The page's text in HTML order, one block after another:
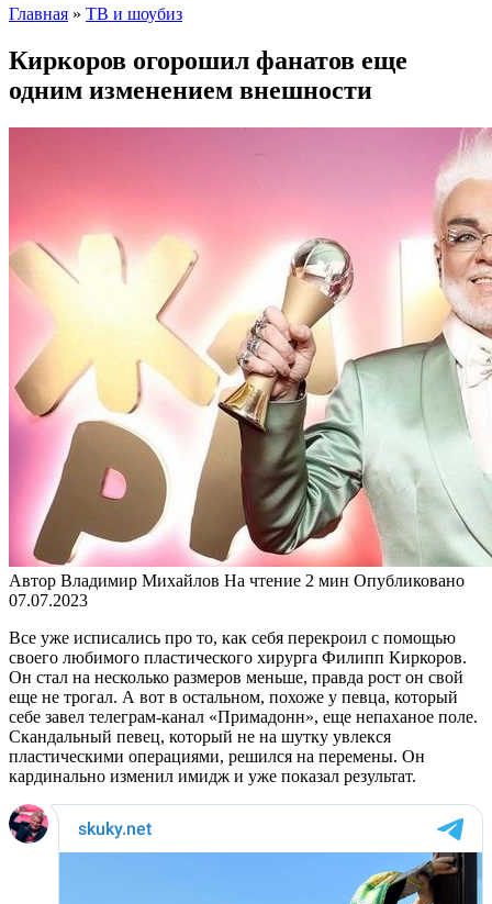
Главная » ТВ и шоубиз
Киркоров огорошил фанатов еще
одним изменением внешности
Автор Владимир Михайлов На чтение 2 мин Опубликовано
07.07.2023
Все уже исписались про то, как себя перекроил с помощью
своего любимого пластического хирурга Филипп Киркоров.
Он стал на несколько размеров меньше, правда рост он свой
еще не трогал. А вот в остальном, похоже у певца, который
себе завел телеграм-канал «Примадонн», еще непаханое поле.
Скандальный певец, который не на шутку увлекся
пластическими операциями, решился на перемены. Он
кардинально изменил имидж и уже показал результат.